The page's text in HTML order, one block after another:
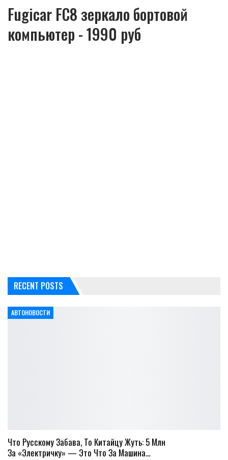
Fugicar FC8 зеркало бортовой
компьютер - 1990 руб
RECENT POSTS
АВТОНОВОСТИ
Что Русскому Забава, То Китайцу Жуть: 5 Млн
За «электричку» — Это Что За Машина…